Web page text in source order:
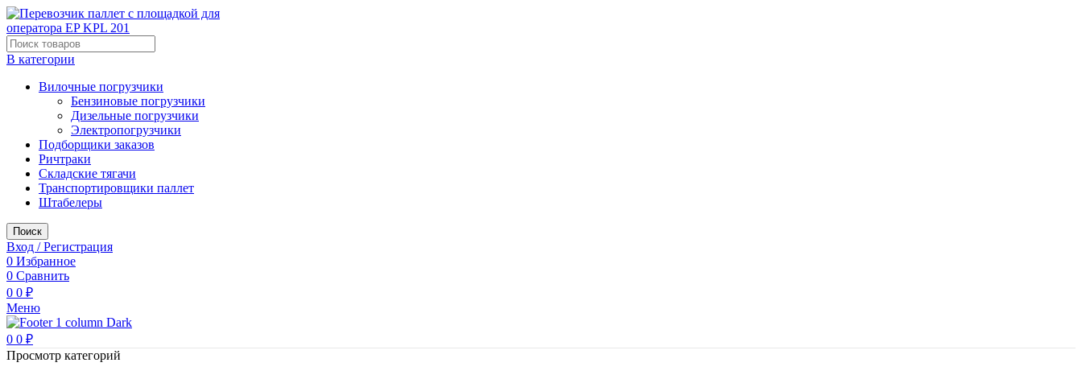
В категории
Вилочные погрузчики
Бензиновые погрузчики
Дизельные погрузчики
Электропогрузчики
Подборщики заказов
Ричтраки
Складские тягачи
Транспортировщики паллет
Штабелеры
Поиск
Вход / Регистрация
0 Избранное
0 Сравнить
0 0 ₽
Меню
0 0 ₽
Просмотр категорий